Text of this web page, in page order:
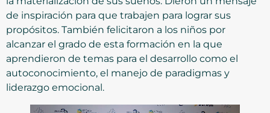
de inspiración para que trabajen para lograr sus
propósitos. También felicitaron a los niños por
alcanzar el grado de esta formación en la que
aprendieron de temas para el desarrollo como el
autoconocimiento, el manejo de paradigmas y
liderazgo emocional.